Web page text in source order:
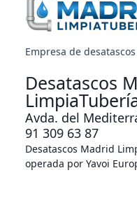
Empresa de
Desatascos
Avda. del
91 309 63 87
Desatascos Madrid
operada por Yavoi